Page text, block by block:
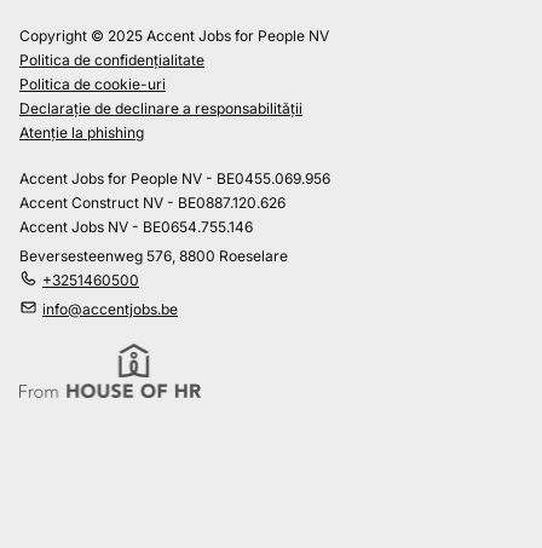
Copyright © 2025 Accent Jobs for People NV
Politica de confidențialitate
Politica de cookie-uri
Declarație de declinare a responsabilității
Atenție la phishing
Accent Jobs for People NV - BE0455.069.956
Accent Construct NV - BE0887.120.626
Accent Jobs NV - BE0654.755.146
Beversesteenweg 576, 8800 Roeselare
+3251460500
info@accentjobs.be